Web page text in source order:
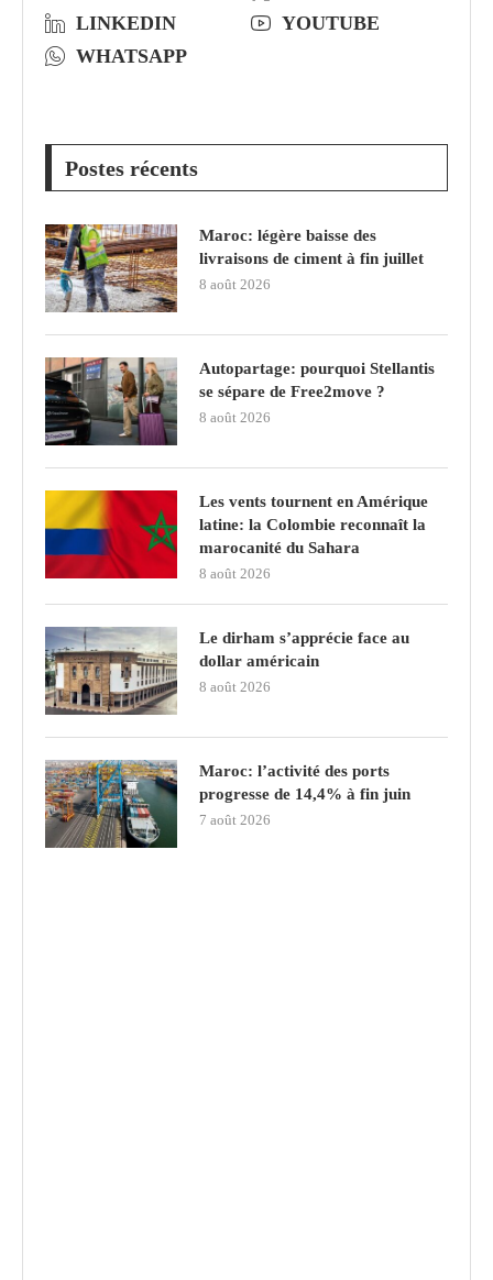
LINKEDIN
YOUTUBE
WHATSAPP
Postes récents
Maroc: légère baisse des
livraisons de ciment à fin juillet
8 août 2026
Autopartage: pourquoi Stellantis
se sépare de Free2move ?
8 août 2026
Les vents tournent en Amérique
latine: la Colombie reconnaît la
marocanité du Sahara
8 août 2026
Le dirham s’apprécie face au
dollar américain
8 août 2026
Maroc: l’activité des ports
progresse de 14,4% à fin juin
7 août 2026